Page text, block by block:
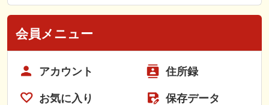
会員メニュー
アカウント 住所録
お気に入り 保存データ